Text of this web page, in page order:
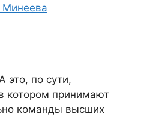
Минеева
это, по сути,
котором принимают
команды высших